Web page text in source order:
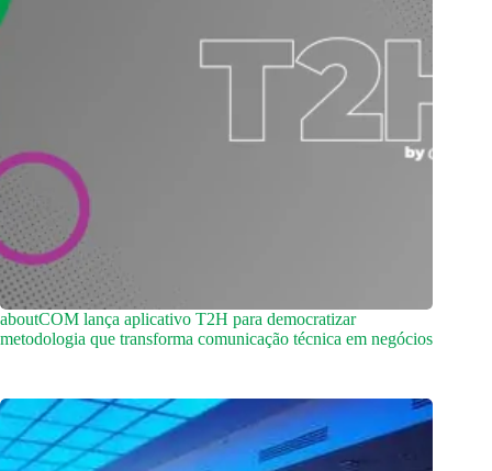
aboutCOM lança aplicativo T2H para democratizar
metodologia que transforma comunicação técnica em negócios